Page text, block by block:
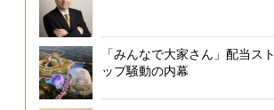
「みんなで大家さん」配当スト
ップ騒動の内幕